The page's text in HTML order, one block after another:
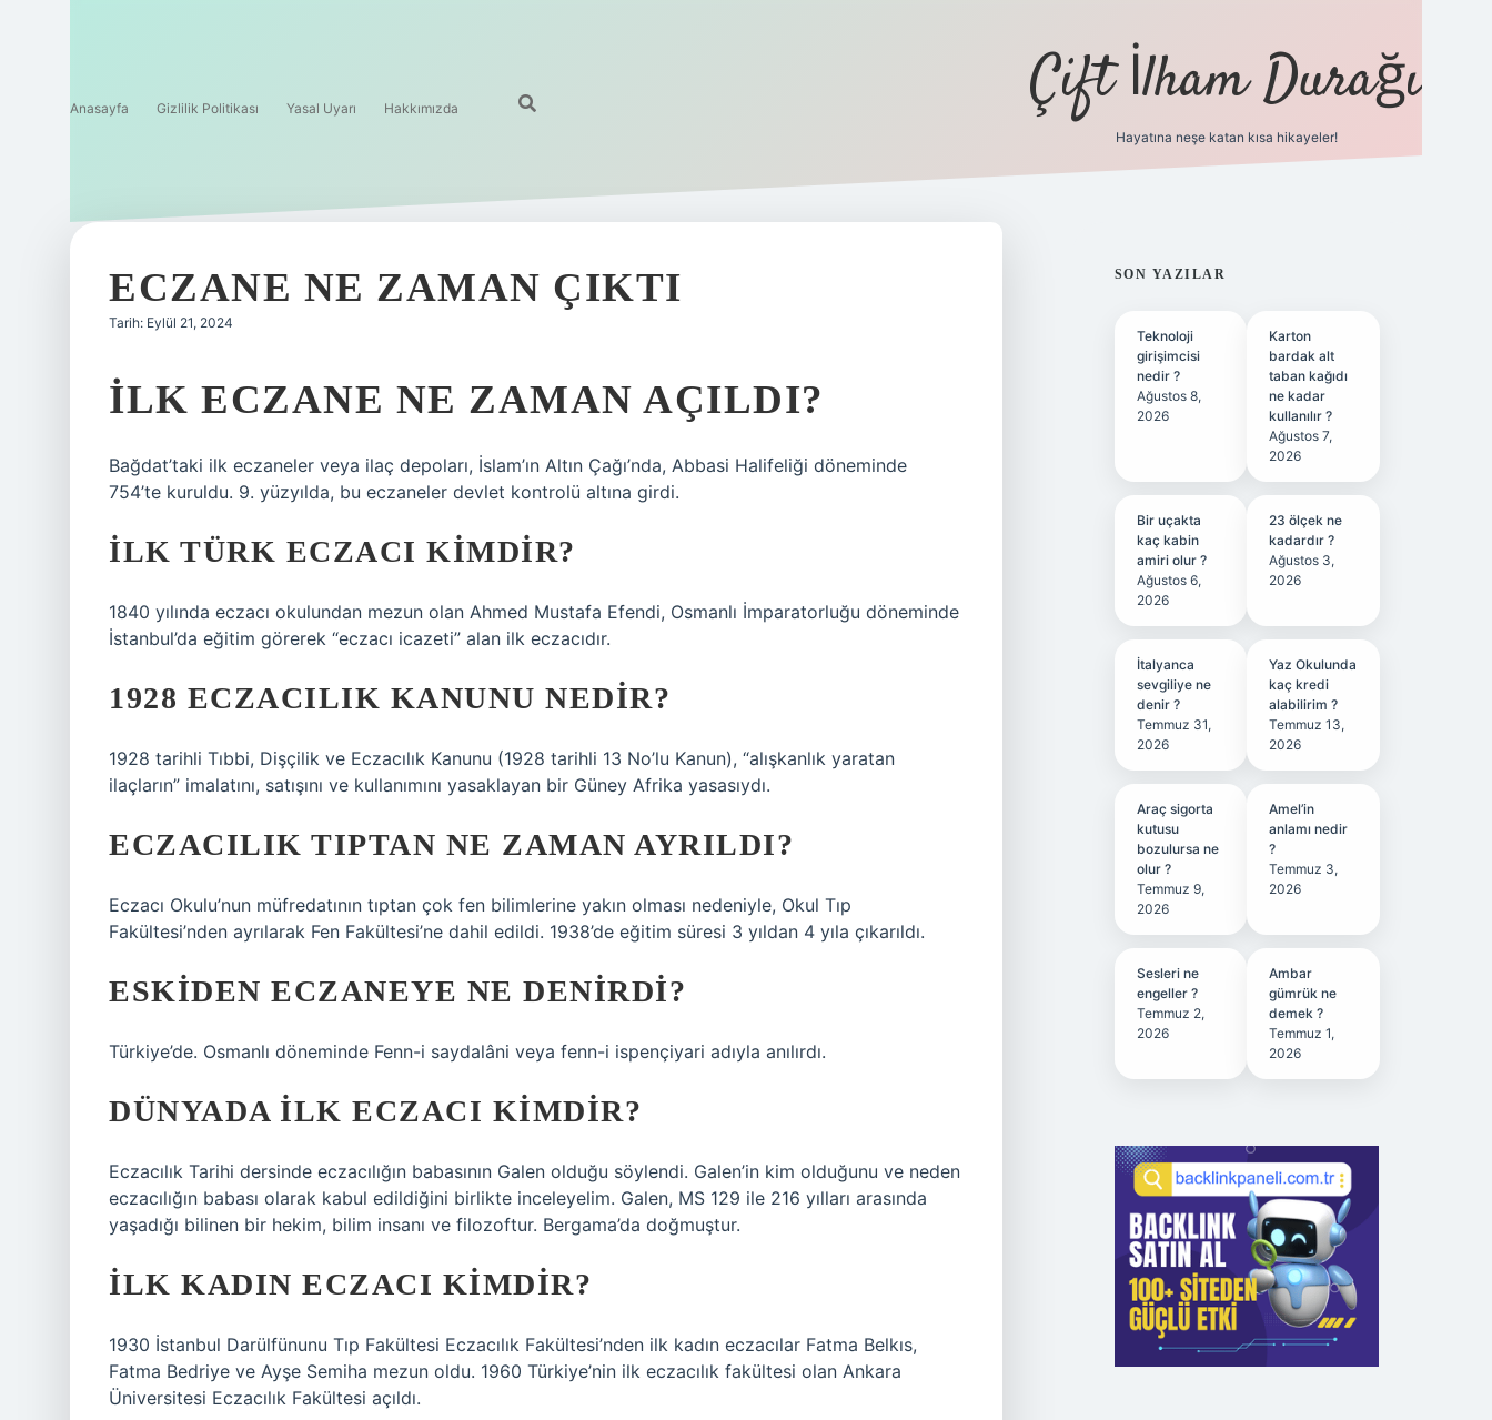
Anasayfa Gizlilik Politikası Yasal Uyarı Hakkımızda Çift İlham Durağı
Hayatına neşe katan kısa hikayeler!
ECZANE NE ZAMAN ÇIKTI
Tarih: Eylül 21, 2024
İLK ECZANE NE ZAMAN AÇILDI?
Bağdat’taki ilk eczaneler veya ilaç depoları, İslam’ın Altın Çağı’nda, Abbasi Halifeliği döneminde
754’te kuruldu. 9. yüzyılda, bu eczaneler devlet kontrolü altına girdi.
İLK TÜRK ECZACI KIMDIR?
1840 yılında eczacı okulundan mezun olan Ahmed Mustafa Efendi, Osmanlı İmparatorluğu döneminde
İstanbul’da eğitim görerek “eczacı icazeti” alan ilk eczacıdır.
1928 ECZACILIK KANUNU NEDIR?
1928 tarihli Tıbbi, Dişçilik ve Eczacılık Kanunu (1928 tarihli 13 No’lu Kanun), “alışkanlık yaratan
ilaçların” imalatını, satışını ve kullanımını yasaklayan bir Güney Afrika yasasıydı.
ECZACILIK TIPTAN NE ZAMAN AYRILDI?
Eczacı Okulu’nun müfredatının tıptan çok fen bilimlerine yakın olması nedeniyle, Okul Tıp
Fakültesi’nden ayrılarak Fen Fakültesi’ne dahil edildi. 1938’de eğitim süresi 3 yıldan 4 yıla çıkarıldı.
ESKIDEN ECZANEYE NE DENIRDI?
Türkiye’de. Osmanlı döneminde Fenn-i saydalâni veya fenn-i ispençiyari adıyla anılırdı.
DÜNYADA ILK ECZACI KIMDIR?
Eczacılık Tarihi dersinde eczacılığın babasının Galen olduğu söylendi. Galen’in kim olduğunu ve neden
eczacılığın babası olarak kabul edildiğini birlikte inceleyelim. Galen, MS 129 ile 216 yılları arasında
yaşadığı bilinen bir hekim, bilim insanı ve filozoftur. Bergama’da doğmuştur.
İLK KADIN ECZACI KIMDIR?
1930 İstanbul Darülfünunu Tıp Fakültesi Eczacılık Fakültesi’nden ilk kadın eczacılar Fatma Belkıs,
Fatma Bedriye ve Ayşe Semiha mezun oldu. 1960 Türkiye’nin ilk eczacılık fakültesi olan Ankara
Üniversitesi Eczacılık Fakültesi açıldı.
SIDEBAR
SON YAZILAR
Teknoloji
girişimcisi
nedir ?
Ağustos 8,
2026
Karton
bardak alt
taban kağıdı
ne kadar
kullanılır ?
Ağustos 7,
2026
Bir uçakta
kaç kabin
amiri olur ?
Ağustos 6,
2026
23 ölçek ne
kadardır ?
Ağustos 3,
2026
İtalyanca
sevgiliye ne
denir ?
Temmuz 31,
2026
Yaz Okulunda
kaç kredi
alabilirim ?
Temmuz 13,
2026
Araç sigorta
kutusu
bozulursa ne
olur ?
Temmuz 9,
2026
Amel’in
anlamı nedir
?
Temmuz 3,
2026
Sesleri ne
engeller ?
Temmuz 2,
2026
Ambar
gümrük ne
demek ?
Temmuz 1,
2026